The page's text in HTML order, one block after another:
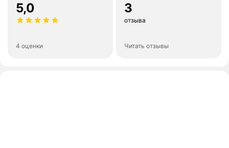
5,0
4 оценки
3
отзыва
Читать отзывы